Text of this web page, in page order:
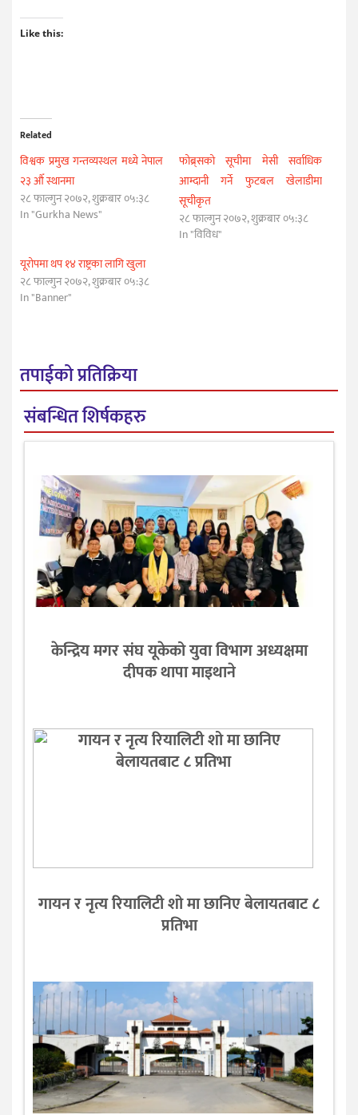
Like this:
Related
विश्वक प्रमुख गन्तव्यस्थल मध्ये नेपाल
२३ औँ स्थानमा
२८ फाल्गुन २०७२, शुक्रबार ०५:३८
In "Gurkha News"
फोब्र्सको सूचीमा मेसी सर्वाधिक
आम्दानी गर्ने फुटबल खेलाडीमा
सूचीकृत
२८ फाल्गुन २०७२, शुक्रबार ०५:३८
In "विविध"
यूरोपमा थप १४ राष्ट्रका लागि खुला
२८ फाल्गुन २०७२, शुक्रबार ०५:३८
In "Banner"
तपाईको प्रतिक्रिया
संबन्धित शिर्षकहरु
केन्द्रिय मगर संघ यूकेको युवा विभाग अध्यक्षमा
दीपक थापा माइथाने
गायन र नृत्य रियालिटी शो मा छानिए बेलायतबाट ८
प्रतिभा